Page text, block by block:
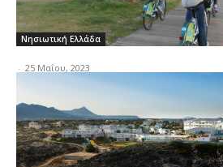
Νησιωτική Ελλάδα
- 25 Μαΐου, 2023